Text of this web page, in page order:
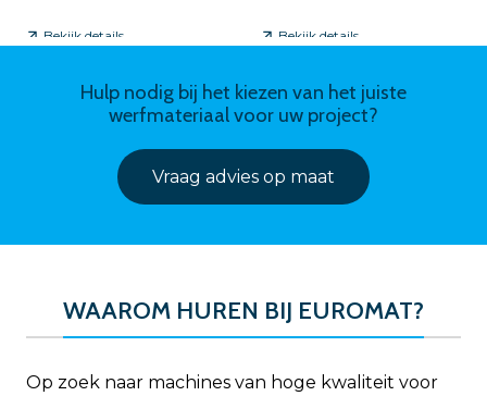
Bekijk details Bekijk details
Hulp nodig bij het kiezen van het juiste
werfmateriaal voor uw project?
Vraag advies op maat
WAAROM HUREN BIJ EUROMAT?
Op zoek naar machines van hoge kwaliteit voor